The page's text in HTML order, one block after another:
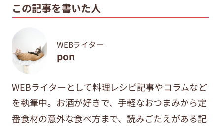
この記事を書いた人
WEBライター
pon
WEBライターとして料理レシピ記事やコラムなど
を執筆中。 お酒が好きで、手軽なおつまみから定
番食材の意外な食べ方まで、 読みごたえがある記